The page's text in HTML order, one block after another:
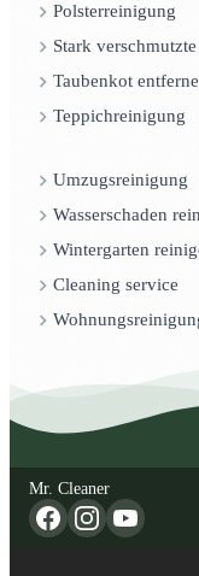
Polsterreinigung
Stark
Taubenkot
Teppichreinigung
Umzugsreinigung
Wasserschaden
Wintergarten
Cleaning service
Mr. Cleaner